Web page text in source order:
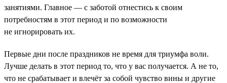
занятиями. Главное — с заботой отнестись к своим
потребностям в этот период и по возможности
не игнорировать их.
Первые дни после праздников не время для триумфа воли.
Лучше делать в этот период то, что у вас получается. А не то,
что не срабатывает и влечёт за собой чувство вины и другие